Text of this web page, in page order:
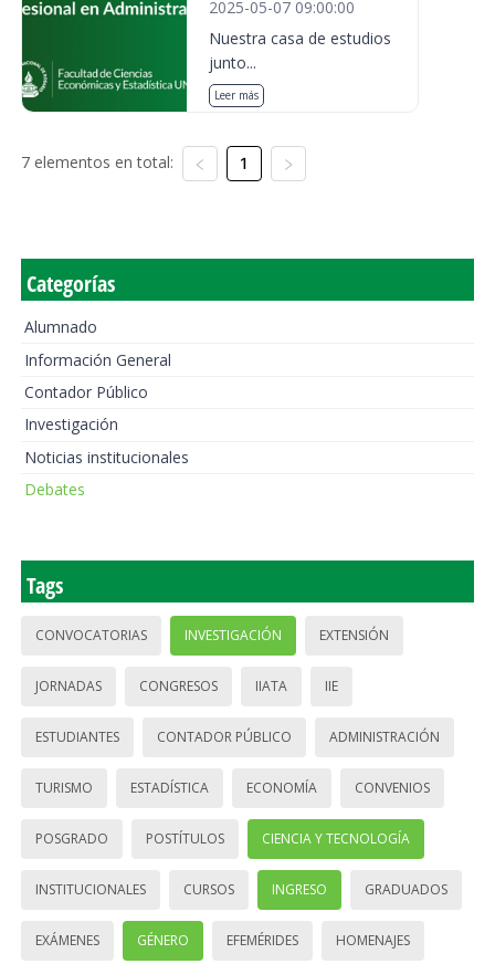
2025-05-07 09:00:00
Nuestra casa de estudios
junto...
Leer más
7 elementos en total: 1
Categorías
Alumnado
Información General
Contador Público
Investigación
Noticias institucionales
Debates
Tags
CONVOCATORIAS INVESTIGACIÓN EXTENSIÓN
JORNADAS CONGRESOS IIATA IIE
ESTUDIANTES CONTADOR PÚBLICO ADMINISTRACIÓN
TURISMO ESTADÍSTICA ECONOMÍA CONVENIOS
POSGRADO POSTÍTULOS CIENCIA Y TECNOLOGÍA
INSTITUCIONALES CURSOS INGRESO GRADUADOS
EXÁMENES GÉNERO EFEMÉRIDES HOMENAJES